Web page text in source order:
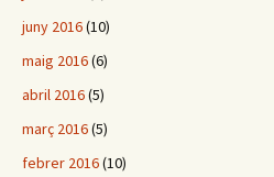
juny 2016(10)
maig 2016(6)
abril 2016(5)
març 2016(5)
febrer 2016(10)